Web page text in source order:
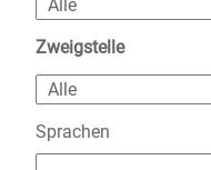
Zweigstelle
Sprachen